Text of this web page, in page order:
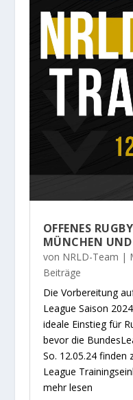
OFFENES
MÜNCHEN
von NRLD-Team |
Beiträge
Die Vorbereitung
League Saison
ideale Einstieg für
bevor die
So. 12.05.24 finden
League
mehr lesen